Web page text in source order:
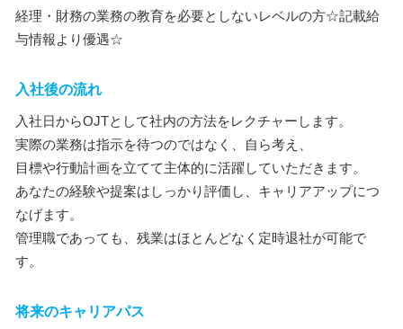
経理・財務の業務の教育を必要としないレベルの方☆記載給
与情報より優遇☆
入社後の流れ
入社日からOJTとして社内の方法をレクチャーします。
実際の業務は指示を待つのではなく、自ら考え、
目標や行動計画を立てて主体的に活躍していただきます。
あなたの経験や提案はしっかり評価し、キャリアアップにつ
なげます。
管理職であっても、残業はほとんどなく定時退社が可能で
す。
将来のキャリアパス